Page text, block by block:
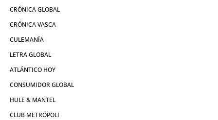
CRÓNICA GLOBAL
CRÓNICA VASCA
CULEMANÍA
LETRA GLOBAL
ATLÁNTICO HOY
CONSUMIDOR GLOBAL
HULE & MANTEL
CLUB METRÓPOLI